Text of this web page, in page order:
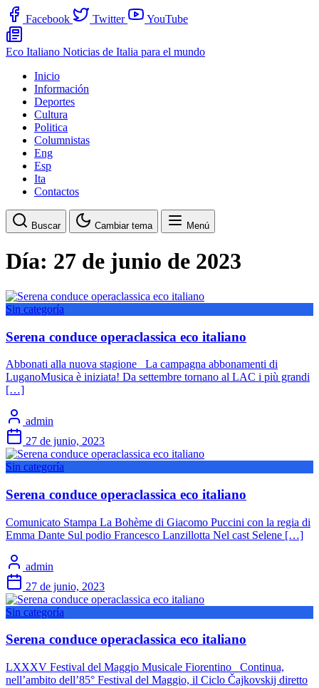
Facebook Twitter YouTube
Eco Italiano Noticias de Italia para el mundo
Inicio
Información
Deportes
Cultura
Politica
Columnistas
Eng
Esp
Ita
Contactos
Buscar Cambiar tema Menú
Día: 27 de junio de 2023
Sin categoría
Serena conduce operaclassica eco italiano
Abbonati alla nuova stagione La campagna abbonamenti di
LuganoMusica è iniziata! Da settembre tornano al LAC i più grandi
[…]
admin
27 de junio, 2023
Sin categoría
Serena conduce operaclassica eco italiano
Comunicato Stampa La Bohème di Giacomo Puccini con la regia di
Emma Dante Sul podio Francesco Lanzillotta Nel cast Selene […]
admin
27 de junio, 2023
Sin categoría
Serena conduce operaclassica eco italiano
LXXXV Festival del Maggio Musicale Fiorentino Continua,
nell’ambito dell’85° Festival del Maggio, il Ciclo Čajkovskij diretto